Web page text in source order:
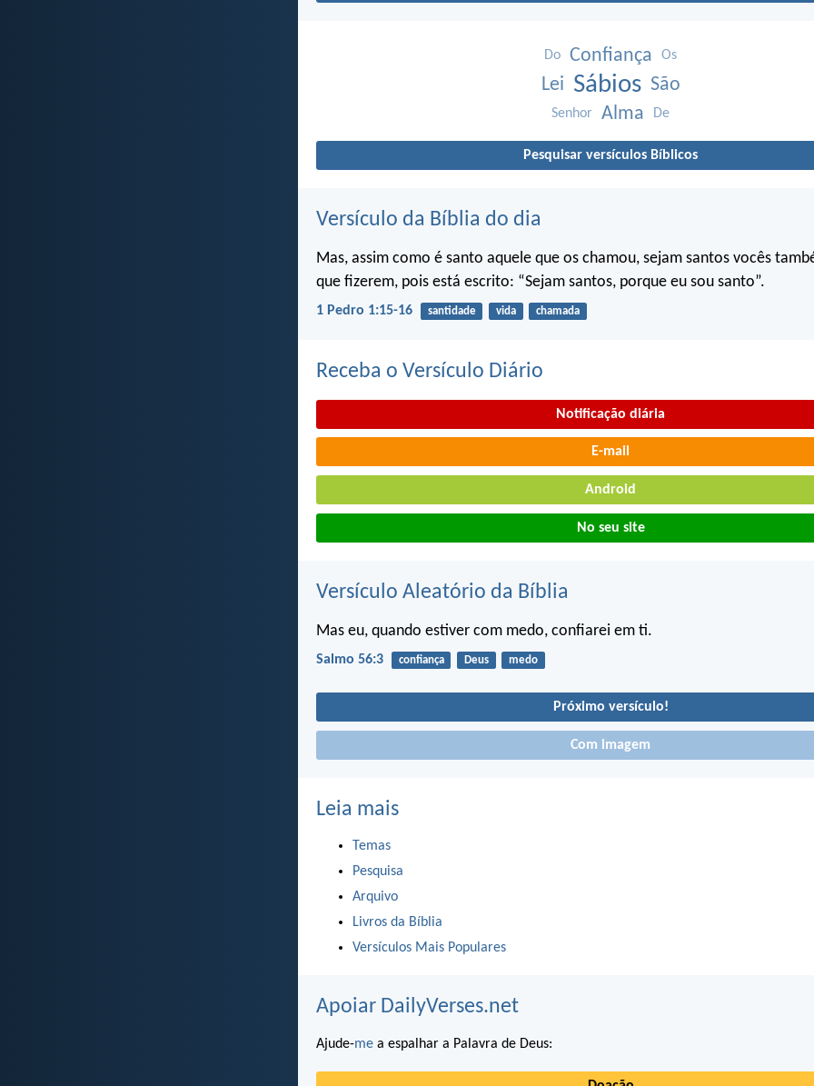
Do Confiança Os
Lei Sábios São
Senhor Alma De
Pesquisar versículos Bíblicos
Versículo da Bíblia do dia
Mas, assim como é santo aquele que os chamou, sejam santos vocês
que fizerem, pois está escrito: “Sejam santos, porque eu sou santo”.
1 Pedro 1:15-16 santidade vida chamada
Receba o Versículo Diário
Notificação diária
E-mail
Android
No seu site
Versículo Aleatório da Bíblia
Mas eu, quando estiver com medo, confiarei em ti.
Salmo 56:3 confiança Deus medo
Próximo versículo!
Com imagem
Leia mais
Temas
Pesquisa
Arquivo
Livros da Bíblia
Versículos Mais Populares
Apoiar DailyVerses.net
Ajude-me a espalhar a Palavra de Deus: